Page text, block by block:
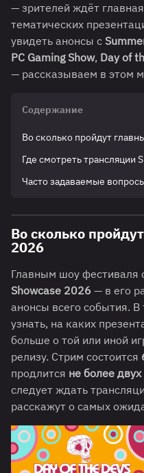
— зрителей ждёт
тематических
увидеть анонсы с
PC Gaming Show, Day of
— рассказываем в этом
Содержание
Во сколько пройдут
Где смотреть трансляции
Часто задаваемые
Во сколько
2026
Главным шоу фестиваля
Showcase 2026 — в его
анонсы всего события. В
узнать, на каких
больше о той или иной
релизу. Стрим состоится
продлится не более
следует ждать
расскажут о самых